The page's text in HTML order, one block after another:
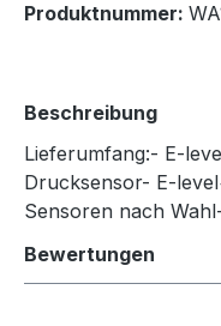
Produktnummer:
Beschreibung
Lieferumfang:- E-
Drucksensor- E-
Sensoren nach
Bewertungen